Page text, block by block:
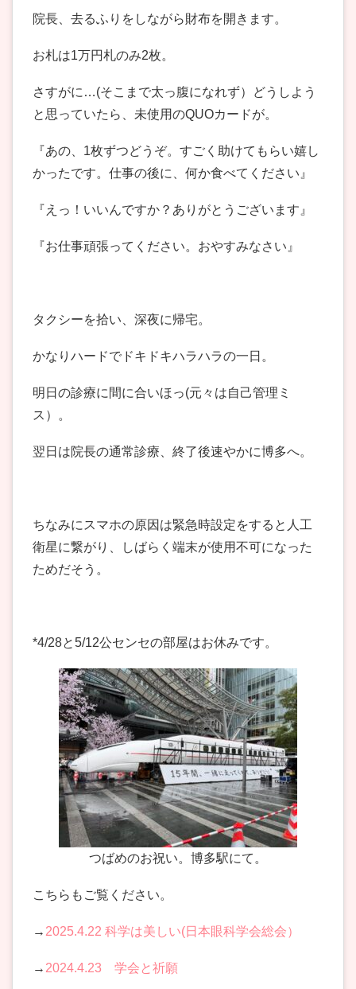
院長、去るふりをしながら財布を開きます。
お札は1万円札のみ2枚。
さすがに…(そこまで太っ腹になれず）どうしよう
と思っていたら、未使用のQUOカードが。
『あの、1枚ずつどうぞ。すごく助けてもらい嬉し
かったです。仕事の後に、何か食べてください』
『えっ！いいんですか？ありがとうございます』
『お仕事頑張ってください。おやすみなさい』
タクシーを拾い、深夜に帰宅。
かなりハードでドキドキハラハラの一日。
明日の診療に間に合いほっ(元々は自己管理ミ
ス）。
翌日は院長の通常診療、終了後速やかに博多へ。
ちなみにスマホの原因は緊急時設定をすると人工
衛星に繋がり、しばらく端末が使用不可になった
ためだそう。
*4/28と5/12公センセの部屋はお休みです。
つばめのお祝い。博多駅にて。
こちらもご覧ください。
→ 2025.4.22 科学は美しい(日本眼科学会総会）
→ 2024.4.23 学会と祈願